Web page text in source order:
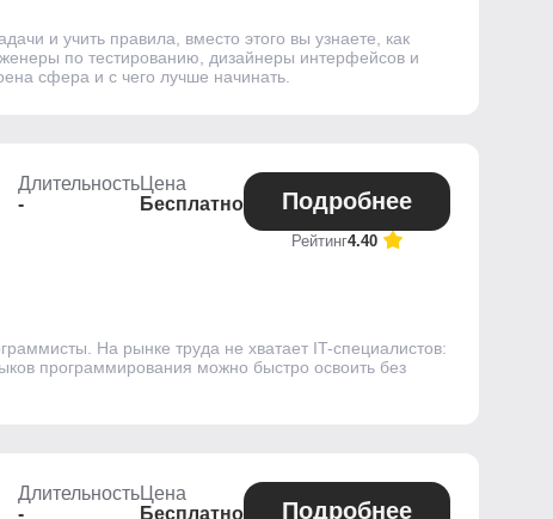
и учить правила, вместо этого вы узнаете, как
по тестированию, дизайнеры интерфейсов и
сфера и с чего лучше начинать.
Длительность
-
Цена
Бесплатно
Подробнее
Рейтинг4.40
На рынке труда не хватает IT-специалистов:
программирования можно быстро освоить без
Длительность
-
Цена
Бесплатно
Подробнее